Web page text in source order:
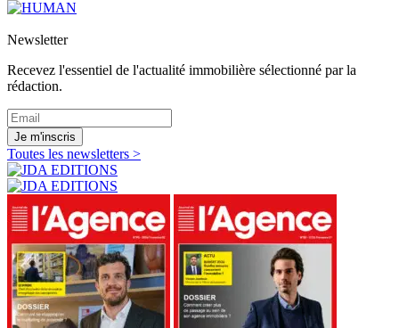
Newsletter
Recevez l'essentiel de l'actualité immobilière sélectionné par la
rédaction.
Je m'inscris
Toutes les newsletters >